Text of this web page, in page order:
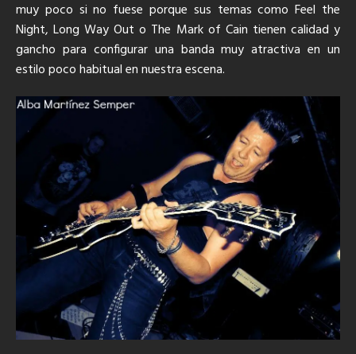
muy poco si no fuese porque sus temas como Feel the
Night, Long Way Out o The Mark of Cain tienen calidad y
gancho para configurar una banda muy atractiva en un
estilo poco habitual en nuestra escena.